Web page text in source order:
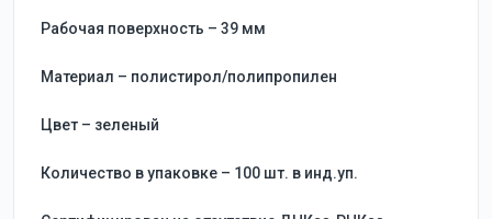
Рабочая поверхность – 39 мм
Материал – полистирол/полипропилен
Цвет – зеленый
Количество в упаковке – 100 шт. в инд.уп.